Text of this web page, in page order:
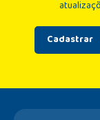
Cadastrar